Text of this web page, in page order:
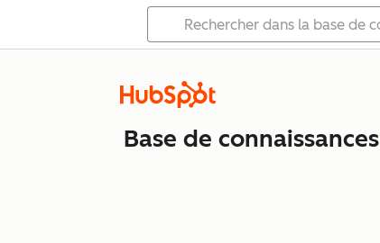
Base de connaissances